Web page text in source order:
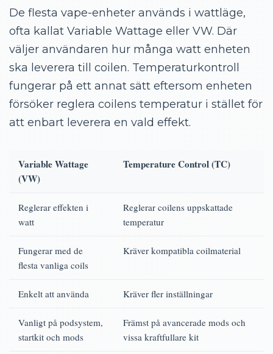
De flesta vape-enheter används i wattläge,
ofta kallat Variable Wattage eller VW. Där
väljer användaren hur många watt enheten
ska leverera till coilen. Temperaturkontroll
fungerar på ett annat sätt eftersom enheten
försöker reglera coilens temperatur i stället för
att enbart leverera en vald effekt.
Variable Wattage
(VW)
Temperature Control (TC)
Reglerar effekten i
watt
Reglerar coilens uppskattade
temperatur
Fungerar med de
flesta vanliga coils
Kräver kompatibla coilmaterial
Enkelt att använda Kräver fler inställningar
Vanligt på podsystem,
startkit och mods
Främst på avancerade mods och
vissa kraftfullare kit